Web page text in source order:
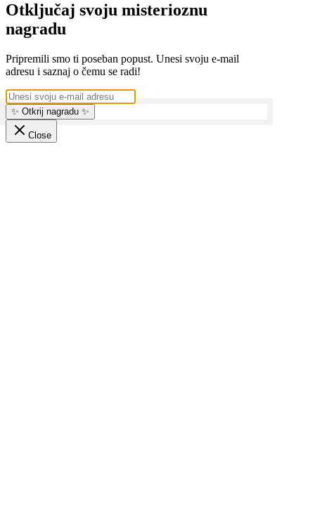
Otključaj svoju misterioznu
nagradu
Pripremili smo ti poseban popust. Unesi svoju e-mail
adresu i saznaj o čemu se radi!
✨ Otkrij nagradu ✨
Close